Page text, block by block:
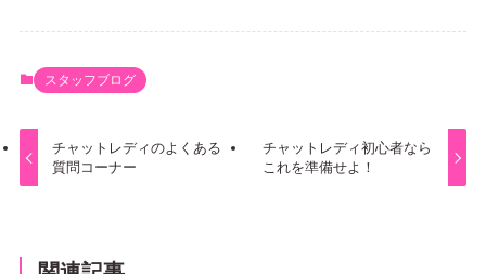
スタッフブログ
チャットレディのよくある
質問コーナー
チャットレディ初心者なら
これを準備せよ！